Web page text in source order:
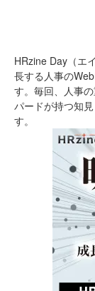
HRzine Day（エ
長する人事の
す。毎回、人事
パードが持つ知
す。